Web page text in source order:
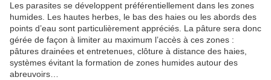
Les parasites se développent préférentiellement dans les zones
humides. Les hautes herbes, le bas des haies ou les abords des
points d’eau sont particulièrement appréciés. La pâture sera donc
gérée de façon à limiter au maximum l’accès à ces zones :
pâtures drainées et entretenues, clôture à distance des haies,
systèmes évitant la formation de zones humides autour des
abreuvoirs…